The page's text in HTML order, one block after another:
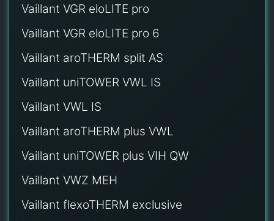
Vaillant VGR eloLITE pro
Vaillant VGR eloLITE pro 6
Vaillant aroTHERM split AS
Vaillant uniTOWER VWL IS
Vaillant VWL IS
Vaillant aroTHERM plus VWL
Vaillant uniTOWER plus VIH QW
Vaillant VWZ MEH
Vaillant flexoTHERM exclusive